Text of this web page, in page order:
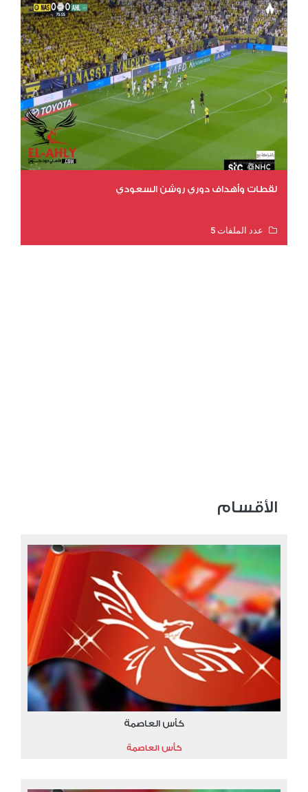
لقطات وأهداف دوري روشن السعودي
عدد الملفات 5
الأقسام
كأس العاصمة
كأس العاصمة